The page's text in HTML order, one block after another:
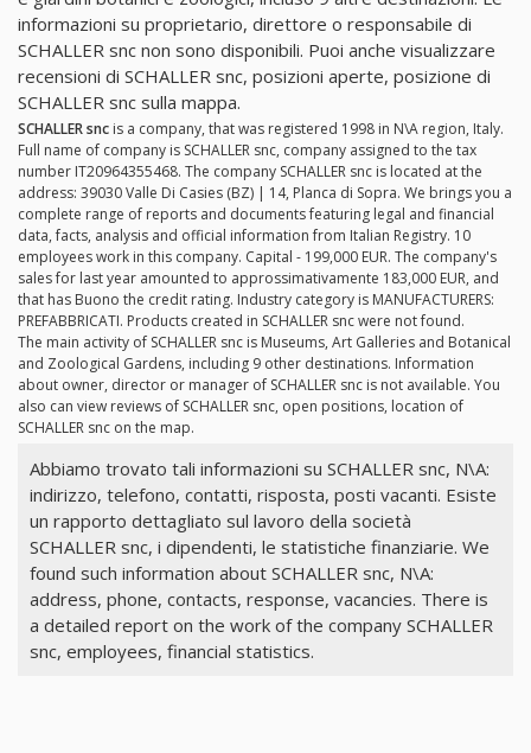
informazioni su proprietario, direttore o responsabile di
SCHALLER snc non sono disponibili. Puoi anche visualizzare
recensioni di SCHALLER snc, posizioni aperte, posizione di
SCHALLER snc sulla mappa.
SCHALLER snc is a company, that was registered 1998 in N\A region, Italy.
Full name of company is SCHALLER snc, company assigned to the tax
number IT20964355468. The company SCHALLER snc is located at the
address: 39030 Valle Di Casies (BZ) | 14, Planca di Sopra. We brings you a
complete range of reports and documents featuring legal and financial
data, facts, analysis and official information from Italian Registry. 10
employees work in this company. Capital - 199,000 EUR. The company's
sales for last year amounted to approssimativamente 183,000 EUR, and
that has Buono the credit rating. Industry category is MANUFACTURERS:
PREFABBRICATI. Products created in SCHALLER snc were not found.
The main activity of SCHALLER snc is Museums, Art Galleries and Botanical
and Zoological Gardens, including 9 other destinations. Information
about owner, director or manager of SCHALLER snc is not available. You
also can view reviews of SCHALLER snc, open positions, location of
SCHALLER snc on the map.
Abbiamo trovato tali informazioni su SCHALLER snc, N\A:
indirizzo, telefono, contatti, risposta, posti vacanti. Esiste
un rapporto dettagliato sul lavoro della società
SCHALLER snc, i dipendenti, le statistiche finanziarie. We
found such information about SCHALLER snc, N\A:
address, phone, contacts, response, vacancies. There is
a detailed report on the work of the company SCHALLER
snc, employees, financial statistics.